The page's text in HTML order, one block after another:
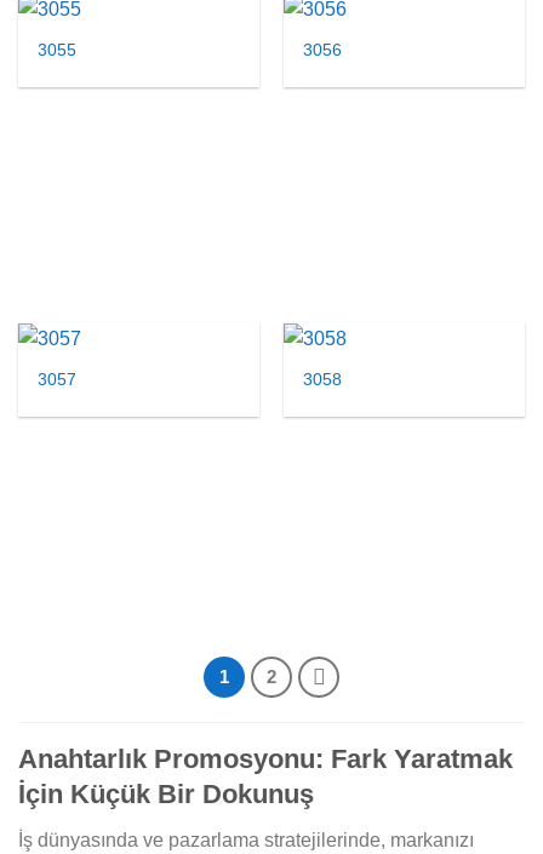
3055 3056
3057 3058
1 2
Anahtarlık Promosyonu: Fark Yaratmak
İçin Küçük Bir Dokunuş
İş dünyasında ve pazarlama stratejilerinde, markanızı